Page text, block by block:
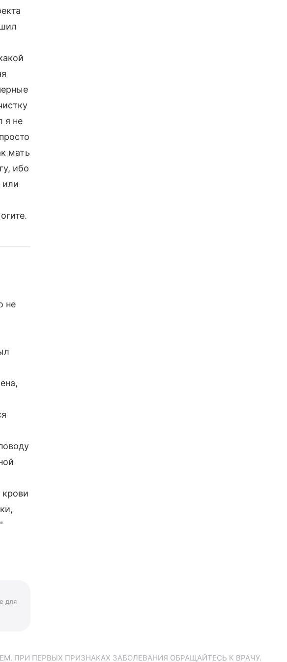
я не
мать
ибо
или
не
для
ПРИ ПЕРВЫХ ПРИЗНАКАХ ЗАБОЛЕВАНИЯ ОБРАЩАЙТЕСЬ К ВРАЧУ.